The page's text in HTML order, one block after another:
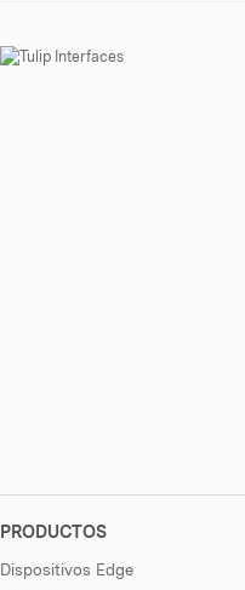
PRODUCTOS
Dispositivos Edge